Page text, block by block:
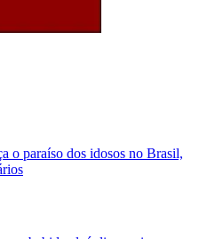
o paraíso dos idosos no Brasil,